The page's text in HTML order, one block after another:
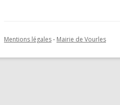
Mentions légales- Mairie de Vourles